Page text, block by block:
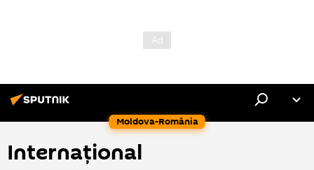
Moldova-România
Internaţional